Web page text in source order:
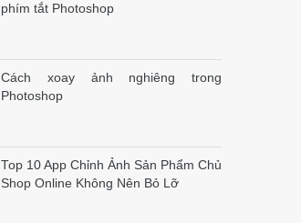
phím tắt Photoshop
Cách xoay ảnh nghiêng trong
Photoshop
Top 10 App Chỉnh Ảnh Sản Phẩm Chủ
Shop Online Không Nên Bỏ Lỡ